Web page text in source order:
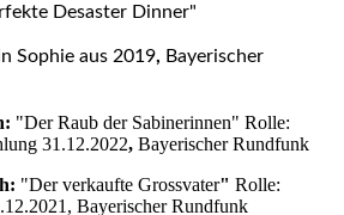
Desaster Dinner"
aus 2019, Bayerischer
"Der Raub der Sabinerinnen" Rolle:
31.12.2022, Bayerischer Rundfunk
"Der verkaufte Grossvater" Rolle:
Bayerischer Rundfunk